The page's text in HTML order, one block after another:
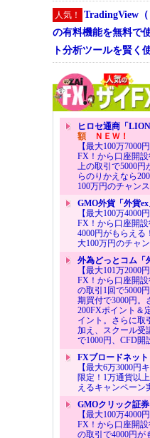
人気！
TradingView（
の有料機能を無料で
ト分析ツールを賢く
ヒロセ通商「
額ＮＥＷ！
【最大100万7000
FX！から口座開
上の取引で5000円
らのりかえなら
100万円のチャンス
GMO外貨「外貨ex
【最大100万4000
FX！から口座開
4000円がもらえる
大100万円のチャン
外為どっとコム「
【最大101万2000
FX！から口座開
の取引1回で5000
期買付で3000円
200FXポイント＆
イント。さらに取
加え、スクール受
で1000円、CFD開
FXブロードネット
【最大6万3000円
限定！1万通貨以
えるキャンペーン
GMOクリック証券
【最大100万4000
FX！から口座開
の取引で4000円が